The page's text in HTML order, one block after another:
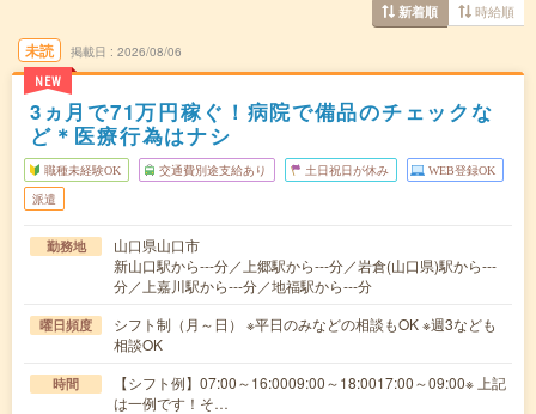
新着順 時給順
未読
NEW
掲載日 2026/08/06
3ヵ月で71万円稼ぐ！病院で備品のチェックな
ど＊医療行為はナシ
職種未経験OK 交通費別途支給あり 土日祝日が休み WEB登録OK
派遣
勤務地
山口県山口市
新山口駅から---分／上郷駅から---分／岩倉(山口県)駅から---
分／上嘉川駅から---分／地福駅から---分
曜日頻度
シフト制（月～日） ※平日のみなどの相談もOK ※週3なども
相談OK
時間
【シフト例】07:00～16:0009:00～18:0017:00～09:00※ 上記
は一例です！そ…